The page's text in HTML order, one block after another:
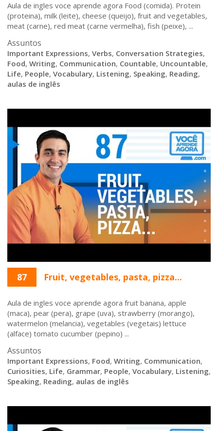
Aula de ingles voce aprende agora Food (comida). Protein
(proteina), milk (leite), cheese (queijo), fruit and vegetables,
meat (carne), red meat (carne vermelha), fish (peixe), ...
Assuntos
Important Expressions, Verbs, Conversation Strategies,
Food, Writing, Communication, Countable, Uncountable,
Life, People, Vocabulary, Listening, Speaking, Reading,
aulas de inglês
87 Fruit, vegetables, pasta, pizza...
Aula de ingles voce aprende agora fruit banana, apple
(maca), pear (pera), grape (uva), strawberry (morango),
watermelon (melancia), vegetables (vegetais) lettuce
(alface) tomato cucumber (pepino) ...
Assuntos
Important Expressions, Food, Writing, Communication,
Curiosities, Life, Grammar, People, Vocabulary, Listening,
Speaking, Reading, aulas de inglês